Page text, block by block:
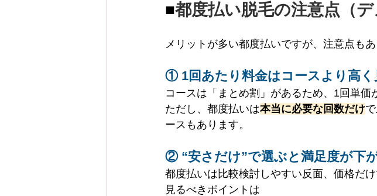
■都度払い脱毛の注意点（デ
メリットが多い都度払いですが、注意点もあ
① 1回あたり料金はコースより高く
コースは「まとめ割」があるため、1回単価
ただし、都度払いは本当に必要な回数だけ
ースもあります。
② “安さだけ”で選ぶと満足度が下
都度払いは比較検討しやすい反面、価格だ
見るべきポイントは